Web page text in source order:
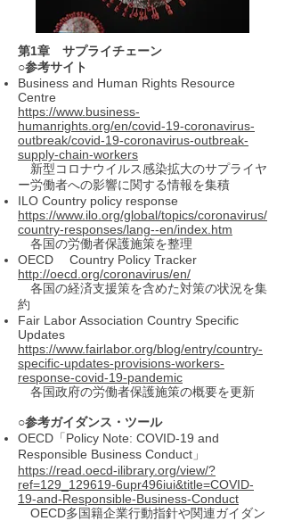
第1章 サプライチェーン
○参考サイト
Business and Human Rights Resource
Centre
https://www.business-
humanrights.org/en/covid-19-coronavirus-
outbreak/covid-19-coronavirus-outbreak-
supply-chain-workers
新型コロナウイルス感染拡大のサプライヤ
ー労働者への影響に関する情報を集積
ILO Country policy response
https://www.ilo.org/global/topics/coronavirus/
country-responses/lang--en/index.htm
各国の労働者保護施策を整理
OECD Country Policy Tracker
http://oecd.org/coronavirus/en/
各国の経済支援策を含めた対策の状況を集
約
Fair Labor Association Country Specific
Updates
https://www.fairlabor.org/blog/entry/country-
specific-updates-provisions-workers-
response-covid-19-pandemic
各国政府の労働者保護施策の概要を更新
○参考ガイダンス・ツール
OECD「Policy Note: COVID-19 and
Responsible Business Conduct」
https://read.oecd-ilibrary.org/view/?
ref=129_129619-6upr496iui&title=COVID-
19-and-Responsible-Business-Conduct
OECD多国籍企業行動指針や関連ガイダン